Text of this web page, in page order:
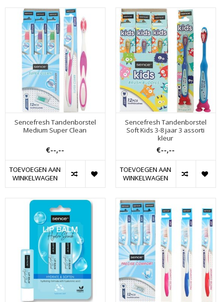
Sencefresh Tandenborstel
Medium Super Clean
€--,--
TOEVOEGEN AAN
WINKELWAGEN
Sencefresh Tandenborstel
Soft Kids 3-8 jaar 3 assorti
kleur
€--,--
TOEVOEGEN AAN
WINKELWAGEN